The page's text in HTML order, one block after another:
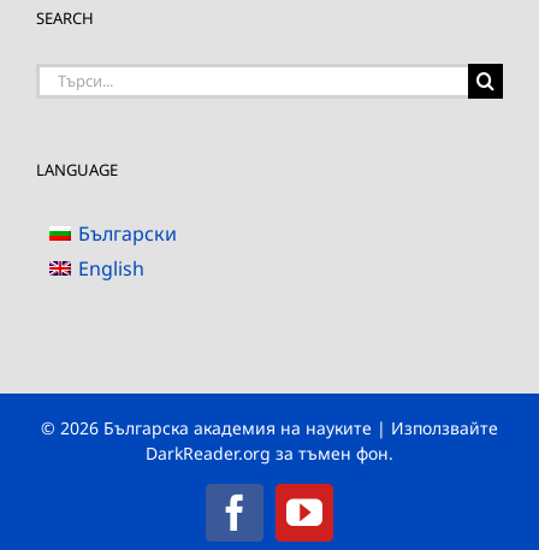
SEARCH
Търсене
LANGUAGE
Български
English
© 2026 Българска академия на науките | Използвайте
DarkReader.org за тъмен фон.
FacebookYouTube